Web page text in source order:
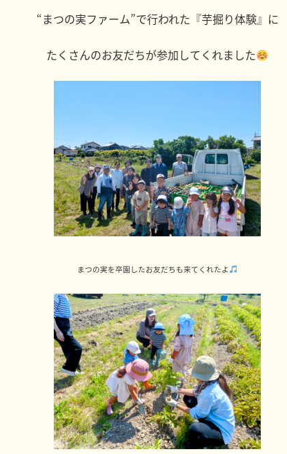
“まつの実ファーム”で行われた『芋掘り体験』に
たくさんのお友だちが参加してくれました
まつの実を卒園したお友だちも来てくれたよ